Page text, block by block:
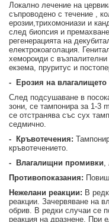
Локално лечение на
съпроводено с течение ,
ерозии,трихомониази и
след биопсия и
регенерацията на
електрокоаголация.
хемороиди с
екзема, пруритус и
-
Ерозия на влагалището
След подсушаване в
зони, се тампонира за 1-3
се отстранява със сух
седмично.
-
Кръвотечения:
кръвотечението.
-
Влагалищни промивки,
Противопоказания:
Нежелани реакции: В
реакции. Зачервяване на
обрив. В редки случаи се
реакция на дразнене. При